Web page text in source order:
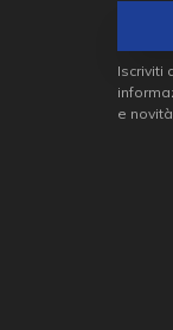
Iscriviti
e